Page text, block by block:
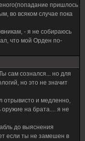
пришлось
во всяком случае пока
- я не собираюсь
что мой Орден по-
сам сознался... но для
но это не значит
отрывисто и медленно,
оружие на брата.... я не
до выяснения
если ты не замешен в